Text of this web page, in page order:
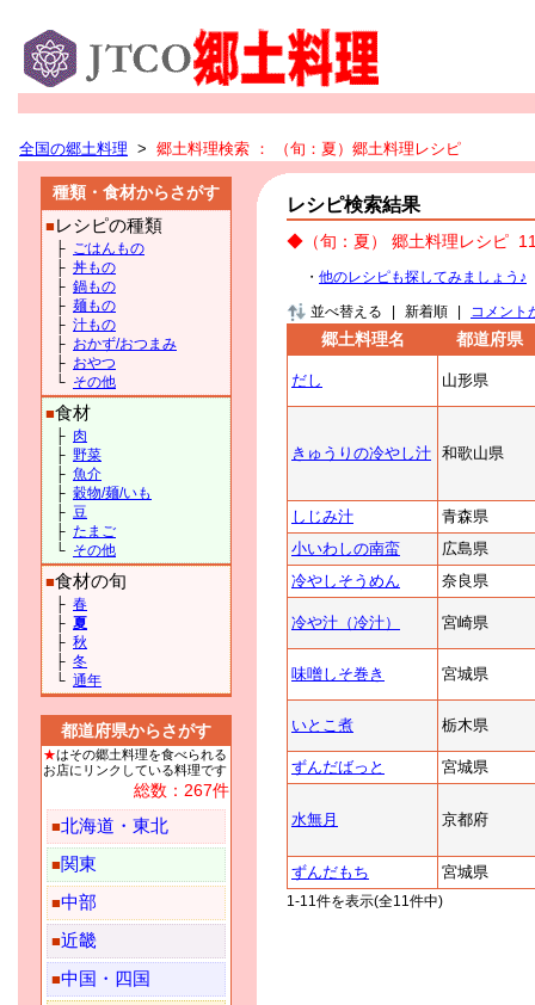
全国の郷土料理 > 郷土料理検索 ： （旬：夏）郷土料理レシピ
種類・食材からさがす
■ レシピの種類
├ ごはんもの
├ 丼もの
├ 鍋もの
├ 麺もの
├ 汁もの
├ おかず/おつまみ
├ おやつ
└ その他
■食材
├ 肉
├ 野菜
├ 魚介
├ 穀物/麺/いも
├ 豆
├ たまご
└ その他
■食材の旬
├ 春
├ 夏
├ 秋
├ 冬
└ 通年
都道府県からさがす
★はその郷土料理を食べられる
お店にリンクしている料理です
総数：267件
■北海道・東北
■関東
■中部
■近畿
■中国・四国
レシピ検索結果
◆（旬：夏） 郷土料理レシピ
・ 他のレシピも探してみましょう♪
並べ替える 新着順 コメント
郷土料理名 都道府県
だし 山形県
きゅうりの冷やし汁 和歌山県
しじみ汁
青森県
小いわしの南蛮
広島県
冷やしそうめん
奈良県
冷や汁（冷汁） 宮崎県
味噌しそ巻き 宮城県
いとこ煮 栃木県
ずんだばっと 宮城県
水無月 京都府
ずんだもち 宮城県
1-11件を表示(全11件中)